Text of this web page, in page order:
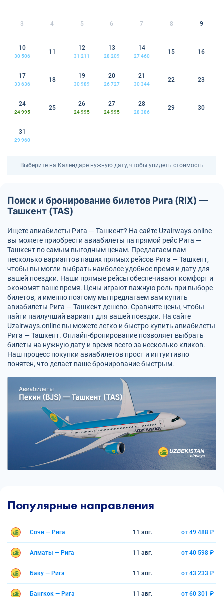
3 4 5 6 7 8 9
10
30 506
11
12
31 211
13
28 209
14
27 460
15 16
17
33 636
18
19
30 989
20
26 727
21
30 344
22 23
24
24 995
25
26
24 995
27
24 995
28
28 386
29 30
31
29 960
Выберите на Календаре нужную дату, чтобы увидеть стоимость
Поиск и бронирование билетов Рига (RIX) —
Ташкент (TAS)
Ищете авиабилеты Рига — Ташкент? На сайте Uzairways.online
вы можете приобрести авиабилеты на прямой рейс Рига —
Ташкент по самым выгодным ценам. Предлагаем вам
несколько вариантов наших прямых рейсов Рига — Ташкент,
чтобы вы могли выбрать наиболее удобное время и дату для
вашей поездки. Наши прямые рейсы обеспечивают комфорт и
экономят ваше время. Цены играют важную роль при выборе
билетов, и именно поэтому мы предлагаем вам купить
авиабилеты Рига — Ташкент дешево. Сравните цены, чтобы
найти наилучший вариант для вашей поездки. На сайте
Uzairways.online вы можете легко и быстро купить авиабилеты
Рига — Ташкент. Онлайн-бронирование позволяет выбрать
билеты на нужную дату и время всего за несколько кликов.
Наш процесс покупки авиабилетов прост и интуитивно
понятен, что делает ваше бронирование быстрым.
Популярные направления
Сочи — Рига 11 авг. от 49 488 ₽
Алматы — Рига 11 авг. от 40 598 ₽
Баку — Рига 11 авг. от 43 233 ₽
Бангкок — Рига 11 авг. от 60 301 ₽